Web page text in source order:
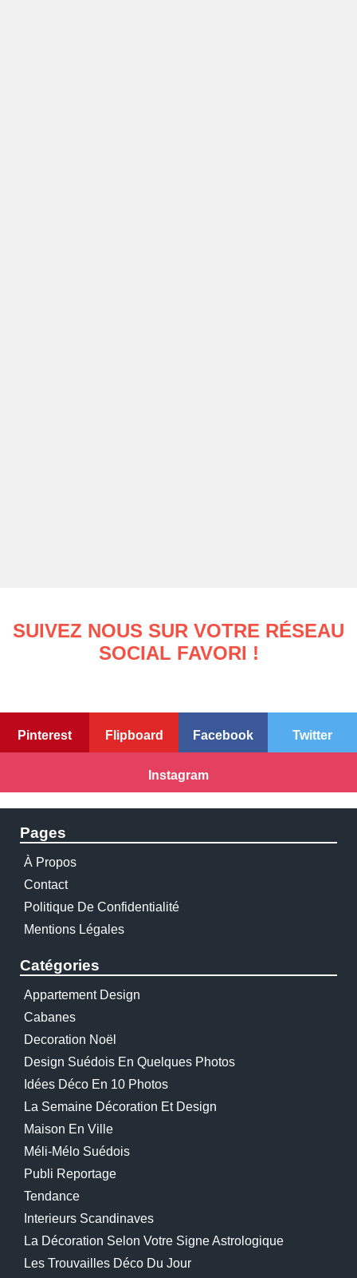
SUIVEZ NOUS SUR VOTRE RÉSEAU
SOCIAL FAVORI !
Pinterest Flipboard Facebook Twitter
Instagram
Pages
À Propos
Contact
Politique De Confidentialité
Mentions Légales
Catégories
Appartement Design
Cabanes
Decoration Noël
Design Suédois En Quelques Photos
Idées Déco En 10 Photos
La Semaine Décoration Et Design
Maison En Ville
Méli-Mélo Suédois
Publi Reportage
Tendance
Interieurs Scandinaves
La Décoration Selon Votre Signe Astrologique
Les Trouvailles Déco Du Jour